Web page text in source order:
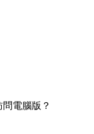
電腦版？